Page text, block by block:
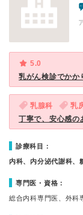
5.0
乳がん検診でかか
乳腺科 乳
丁寧で、安心感の
診療科目：
内科、内分泌代謝科、
専門医・資格：
総合内科専門医、外科